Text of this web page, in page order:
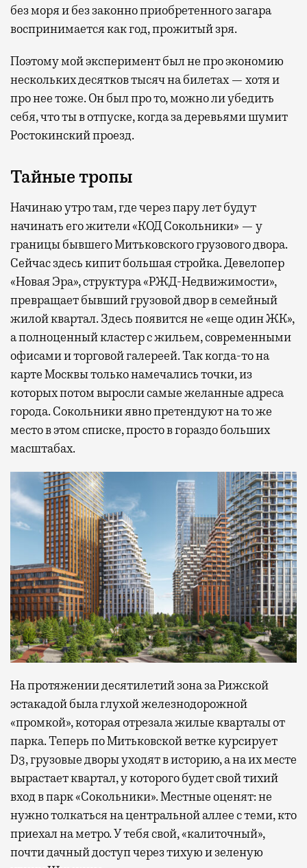
без моря и без законно приобретенного загара
воспринимается как год, прожитый зря.
Поэтому мой эксперимент был не про экономию
нескольких десятков тысяч на билетах — хотя и
про нее тоже. Он был про то, можно ли убедить
себя, что ты в отпуске, когда за деревьями шумит
Ростокинский проезд.
Тайные тропы
Начинаю утро там, где через пару лет будут
начинать его жители «КОД Сокольники» — у
границы бывшего Митьковского грузового двора.
Сейчас здесь кипит большая стройка. Девелопер
«Новая Эра», структура «РЖД-Недвижимости»,
превращает бывший грузовой двор в семейный
жилой квартал. Здесь появится не «еще один ЖК»,
а полноценный кластер с жильем, современными
офисами и торговой галереей. Так когда-то на
карте Москвы только намечались точки, из
которых потом выросли самые желанные адреса
города. Сокольники явно претендуют на то же
место в этом списке, просто в гораздо больших
масштабах.
На протяжении десятилетий зона за Рижской
эстакадой была глухой железнодорожной
«промкой», которая отрезала жилые кварталы от
парка. Теперь по Митьковской ветке курсирует
D3, грузовые дворы уходят в историю, а на их месте
вырастает квартал, у которого будет свой тихий
вход в парк «Сокольники». Местные оценят: не
нужно толкаться на центральной аллее с теми, кто
приехал на метро. У тебя свой, «калиточный»,
почти дачный доступ через тихую и зеленую